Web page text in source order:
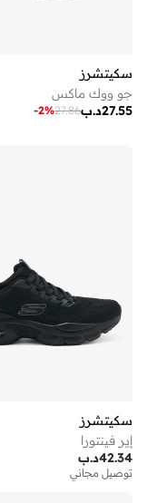
سكيتشرز
جو ووك ماكس
د.ب27.55
27.86
-2%
سكيتشرز
إير فينتورا
د.ب42.34
توصيل مجاني